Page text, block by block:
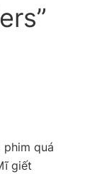
phim quá
giết